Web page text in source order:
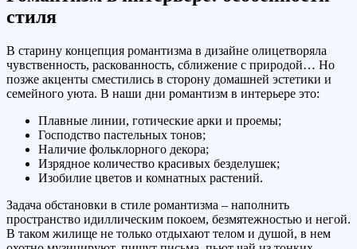
стиля
В старину концепция романтизма в дизайне олицетворяла
чувственность, раскованность, сближение с природой… Но
позже акценты сместились в сторону домашней эстетики и
семейного уюта. В наши дни романтизм в интерьере это:
Плавные линии, готические арки и проемы;
Господство пастельных тонов;
Наличие фольклорного декора;
Изрядное количество красивых безделушек;
Изобилие цветов и комнатных растений.
Задача обстановки в стиле романтизма – наполнить
пространство идиллическим покоем, безмятежностью и негой.
В таком жилище не только отдыхают телом и душой, в нем